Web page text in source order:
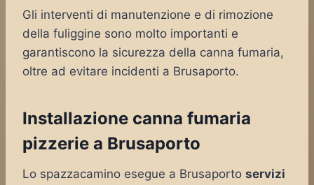
Gli interventi di manutenzione e di rimozione
della fuliggine sono molto importanti e
garantiscono la sicurezza della canna fumaria,
oltre ad evitare incidenti a Brusaporto.
Installazione canna fumaria
pizzerie a Brusaporto
Lo spazzacamino esegue a Brusaporto servizi